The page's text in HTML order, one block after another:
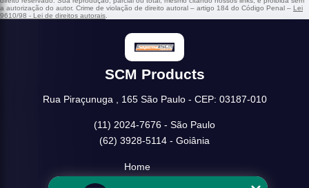
a autorização do autor. Crime de violação de direito autoral – artigo 184 do Código Penal – Lei
9610/98 - Lei de direitos autorais.
SCM Products
Rua Piraçunuga , 165 São Paulo - CEP: 03187-010
(11) 2024-7676 - São Paulo
(62) 3928-5114 - Goiânia
Home